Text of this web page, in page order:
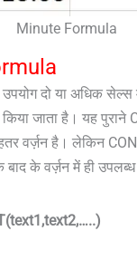
Minute Formula
उपयोग दो या अधिक
जाता है। यह पुराने
वर्ज़न है। लेकिन
के वर्ज़न में ही